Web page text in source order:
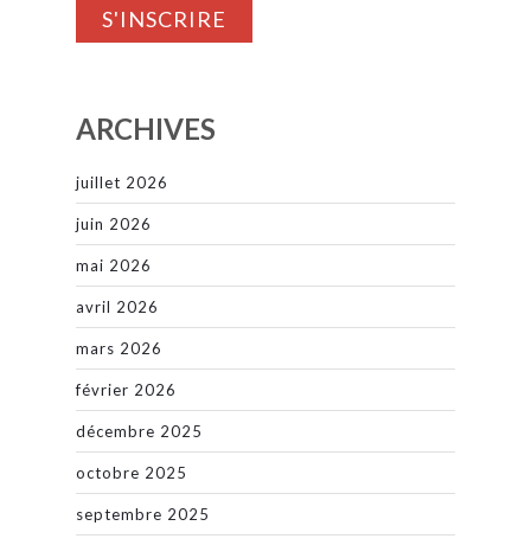
ARCHIVES
juillet 2026
juin 2026
mai 2026
avril 2026
mars 2026
février 2026
décembre 2025
octobre 2025
septembre 2025